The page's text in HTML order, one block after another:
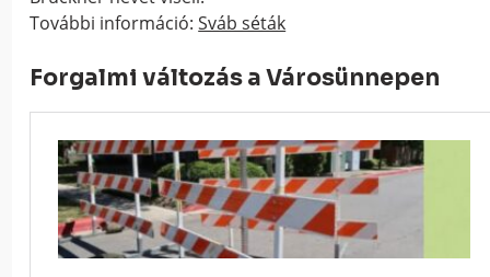
További információ:Sváb séták
Forgalmi változás a Városünnepen